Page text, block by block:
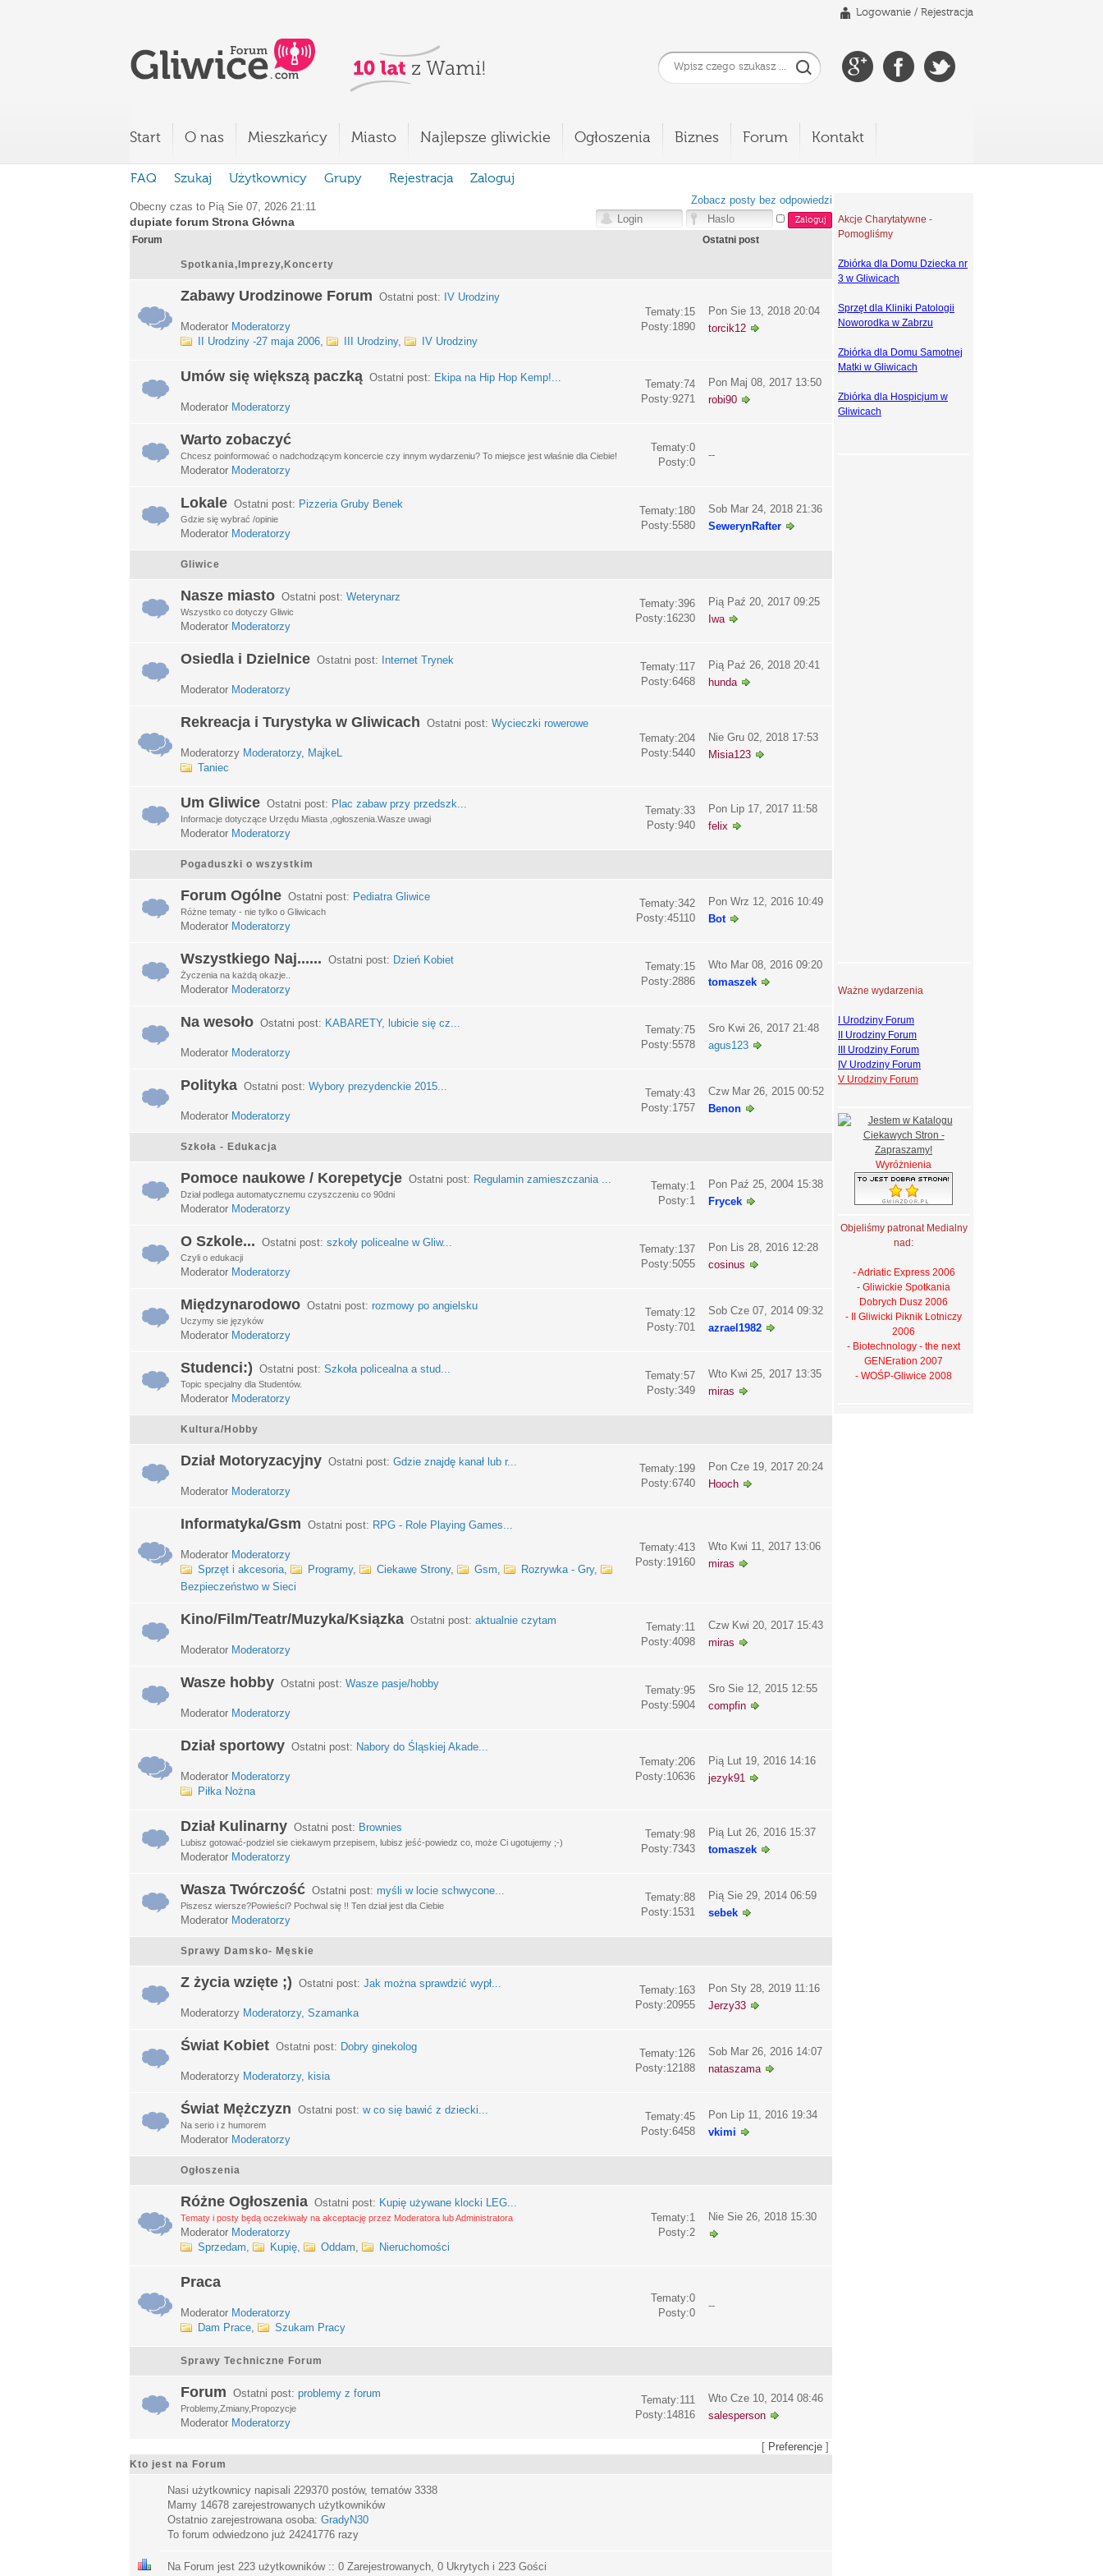
Logowanie / Rejestracja
Start O nas Mieszkańcy Miasto Najlepsze gliwickie Ogłoszenia Biznes Forum Kontakt
FAQ Szukaj Użytkownicy Grupy Rejestracja Zaloguj
Obecny czas to Pią Sie 07, 2026 21:11
dupiate forum Strona Główna
Zobacz posty bez odpowiedzi
Forum Ostatni post
Spotkania,Imprezy,Koncerty
Zabawy Urodzinowe Forum Ostatni post: IV Urodziny
Moderator Moderatorzy
II Urodziny -27 maja 2006, III Urodziny, IV Urodziny
Tematy:15
Posty:1890
Pon Sie 13, 2018 20:04
torcik12
Umów się większą paczką Ostatni post: Ekipa na Hip Hop Kemp!...
Moderator Moderatorzy
Tematy:74
Posty:9271
Pon Maj 08, 2017 13:50
robi90
Warto zobaczyć
Chcesz poinformować o nadchodzącym koncercie czy innym wydarzeniu? To miejsce jest właśnie dla Ciebie!
Moderator Moderatorzy
Tematy:0
Posty:0
--
Lokale Ostatni post: Pizzeria Gruby Benek
Gdzie się wybrać /opinie
Moderator Moderatorzy
Tematy:180
Posty:5580
Sob Mar 24, 2018 21:36
SewerynRafter
Gliwice
Nasze miasto Ostatni post: Weterynarz
Wszystko co dotyczy Gliwic
Moderator Moderatorzy
Tematy:396
Posty:16230
Pią Paź 20, 2017 09:25
Iwa
Osiedla i Dzielnice Ostatni post: Internet Trynek
Moderator Moderatorzy
Tematy:117
Posty:6468
Pią Paź 26, 2018 20:41
hunda
Rekreacja i Turystyka w Gliwicach Ostatni post: Wycieczki rowerowe
Moderatorzy Moderatorzy, MajkeL
Taniec
Tematy:204
Posty:5440
Nie Gru 02, 2018 17:53
Misia123
Um Gliwice Ostatni post: Plac zabaw przy przedszk...
Informacje dotyczące Urzędu Miasta ,ogłoszenia.Wasze uwagi
Moderator Moderatorzy
Tematy:33
Posty:940
Pon Lip 17, 2017 11:58
felix
Pogaduszki o wszystkim
Forum Ogólne Ostatni post: Pediatra Gliwice
Różne tematy - nie tylko o Gliwicach
Moderator Moderatorzy
Tematy:342
Posty:45110
Pon Wrz 12, 2016 10:49
Bot
Wszystkiego Naj...... Ostatni post: Dzień Kobiet
Życzenia na każdą okazje..
Moderator Moderatorzy
Tematy:15
Posty:2886
Wto Mar 08, 2016 09:20
tomaszek
Na wesoło Ostatni post: KABARETY, lubicie się cz...
Moderator Moderatorzy
Tematy:75
Posty:5578
Sro Kwi 26, 2017 21:48
agus123
Polityka Ostatni post: Wybory prezydenckie 2015...
Moderator Moderatorzy
Tematy:43
Posty:1757
Czw Mar 26, 2015 00:52
Benon
Szkoła - Edukacja
Pomoce naukowe / Korepetycje Ostatni post: Regulamin zamieszczania ...
Dział podlega automatycznemu czyszczeniu co 90dni
Moderator Moderatorzy
Tematy:1
Posty:1
Pon Paź 25, 2004 15:38
Frycek
O Szkole... Ostatni post: szkoły policealne w Gliw...
Czyli o edukacji
Moderator Moderatorzy
Tematy:137
Posty:5055
Pon Lis 28, 2016 12:28
cosinus
Międzynarodowo Ostatni post: rozmowy po angielsku
Uczymy sie języków
Moderator Moderatorzy
Tematy:12
Posty:701
Sob Cze 07, 2014 09:32
azrael1982
Studenci:) Ostatni post: Szkoła policealna a stud...
Topic specjalny dla Studentów.
Moderator Moderatorzy
Tematy:57
Posty:349
Wto Kwi 25, 2017 13:35
miras
Kultura/Hobby
Dział Motoryzacyjny Ostatni post: Gdzie znajdę kanał lub r...
Moderator Moderatorzy
Tematy:199
Posty:6740
Pon Cze 19, 2017 20:24
Hooch
Informatyka/Gsm Ostatni post: RPG - Role Playing Games...
Moderator Moderatorzy
Sprzęt i akcesoria, Programy, Ciekawe Strony, Gsm, Rozrywka - Gry,
Bezpieczeństwo w Sieci
Tematy:413
Posty:19160
Wto Kwi 11, 2017 13:06
miras
Kino/Film/Teatr/Muzyka/Ksiązka Ostatni post: aktualnie czytam
Moderator Moderatorzy
Tematy:11
Posty:4098
Czw Kwi 20, 2017 15:43
miras
Wasze hobby Ostatni post: Wasze pasje/hobby
Moderator Moderatorzy
Tematy:95
Posty:5904
Sro Sie 12, 2015 12:55
compfin
Dział sportowy Ostatni post: Nabory do Śląskiej Akade...
Moderator Moderatorzy
Piłka Nożna
Tematy:206
Posty:10636
Pią Lut 19, 2016 14:16
jezyk91
Dział Kulinarny Ostatni post: Brownies
Lubisz gotować-podziel sie ciekawym przepisem, lubisz jeść-powiedz co, może Ci ugotujemy ;-)
Moderator Moderatorzy
Tematy:98
Posty:7343
Pią Lut 26, 2016 15:37
tomaszek
Wasza Twórczość Ostatni post: myśli w locie schwycone...
Piszesz wiersze?Powieści? Pochwal się !! Ten dział jest dla Ciebie
Moderator Moderatorzy
Tematy:88
Posty:1531
Pią Sie 29, 2014 06:59
sebek
Sprawy Damsko- Męskie
Z życia wzięte ;) Ostatni post: Jak można sprawdzić wypł...
Moderatorzy Moderatorzy, Szamanka
Tematy:163
Posty:20955
Pon Sty 28, 2019 11:16
Jerzy33
Świat Kobiet Ostatni post: Dobry ginekolog
Moderatorzy Moderatorzy, kisia
Tematy:126
Posty:12188
Sob Mar 26, 2016 14:07
nataszama
Świat Mężczyzn Ostatni post: w co się bawić z dziecki...
Na serio i z humorem
Moderator Moderatorzy
Tematy:45
Posty:6458
Pon Lip 11, 2016 19:34
vkimi
Ogłoszenia
Różne Ogłoszenia Ostatni post: Kupię używane klocki LEG...
Tematy i posty będą oczekiwały na akceptację przez Moderatora lub Administratora
Moderator Moderatorzy
Sprzedam, Kupię, Oddam, Nieruchomości
Tematy:1
Posty:2
Nie Sie 26, 2018 15:30
Praca
Moderator Moderatorzy
Dam Prace, Szukam Pracy
Tematy:0
Posty:0
--
Sprawy Techniczne Forum
Forum Ostatni post: problemy z forum
Problemy,Zmiany,Propozycje
Moderator Moderatorzy
Tematy:111
Posty:14816
Wto Cze 10, 2014 08:46
salesperson
[ Preferencje ]
Kto jest na Forum
Nasi użytkownicy napisali 229370 postów, tematów 3338
Mamy 14678 zarejestrowanych użytkowników
Ostatnio zarejestrowana osoba: GradyN30
To forum odwiedzono już 24241776 razy
Na Forum jest 223 użytkowników :: 0 Zarejestrowanych, 0 Ukrytych i 223 Gości
Akcje Charytatywne -
Pomogliśmy
Zbiórka dla Domu Dziecka nr
3 w Gliwicach
Sprzęt dla Kliniki Patologii
Noworodka w Zabrzu
Zbiórka dla Domu Samotnej
Matki w Gliwicach
Zbiórka dla Hospicjum w
Gliwicach
Ważne wydarzenia
I Urodziny Forum
II Urodziny Forum
III Urodziny Forum
IV Urodziny Forum
V Urodziny Forum
Wyróżnienia
Objeliśmy patronat Medialny
nad:
- Adriatic Express 2006
- Gliwickie Spotkania
Dobrych Dusz 2006
- II Gliwicki Piknik Lotniczy
2006
- Biotechnology - the next
GENEration 2007
- WOŚP-Gliwice 2008